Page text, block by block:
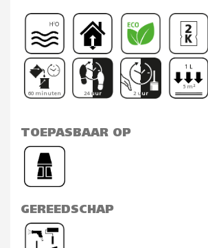
60 minuten 24 uur 2 uur
5 m²
TOEPASBAAR OP
GEREEDSCHAP